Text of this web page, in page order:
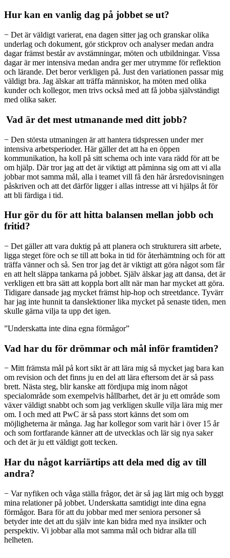
Hur kan en vanlig dag på jobbet se ut?
− Det är väldigt varierat, ena dagen sitter jag och granskar olika
underlag och dokument, gör stickprov och analyser medan andra
dagar främst består av avstämningar, möten och utbildningar. Vissa
dagar är mer intensiva medan andra ger mer utrymme för reflektion
och lärande. Det beror verkligen på. Just den variationen passar mig
väldigt bra. Jag älskar att träffa människor, ha möten med olika
kunder och kollegor, men trivs också med att få jobba självständigt
med olika saker.
Vad är det mest utmanande med ditt jobb?
− Den största utmaningen är att hantera tidspressen under mer
intensiva arbetsperioder. Här gäller det att ha en öppen
kommunikation, ha koll på sitt schema och inte vara rädd för att be
om hjälp. Där tror jag att det är viktigt att påminna sig om att vi alla
jobbar mot samma mål, alla i teamet vill få den här årsredovisningen
påskriven och att det därför ligger i allas intresse att vi hjälps åt för
att bli färdiga i tid.
Hur gör du för att hitta balansen mellan jobb och
fritid?
− Det gäller att vara duktig på att planera och strukturera sitt arbete,
ligga steget före och se till att boka in tid för återhämtning och för att
träffa vänner och så. Sen tror jag det är viktigt att göra något som får
en att helt släppa tankarna på jobbet. Själv älskar jag att dansa, det är
verkligen ett bra sätt att koppla bort allt när man har mycket att göra.
Tidigare dansade jag mycket främst hip-hop och streetdance. Tyvärr
har jag inte hunnit ta danslektioner lika mycket på senaste tiden, men
skulle gärna vilja ta upp det igen.
”Underskatta inte dina egna förmågor”
Vad har du för drömmar och mål inför framtiden?
− Mitt främsta mål på kort sikt är att lära mig så mycket jag bara kan
om revision och det finns ju en del att lära eftersom det är så pass
brett. Nästa steg, blir kanske att fördjupa mig inom något
specialområde som exempelvis hållbarhet, det är ju ett område som
växer väldigt snabbt och som jag verkligen skulle vilja lära mig mer
om. I och med att PwC är så pass stort känns det som om
möjligheterna är många. Jag har kollegor som varit här i över 15 år
och som fortfarande känner att de utvecklas och lär sig nya saker
och det är ju ett väldigt gott tecken.
Har du något karriärtips att dela med dig av till
andra?
− Var nyfiken och våga ställa frågor, det är så jag lärt mig och byggt
mina relationer på jobbet. Underskatta samtidigt inte dina egna
förmågor. Bara för att du jobbar med mer seniora personer så
betyder inte det att du själv inte kan bidra med nya insikter och
perspektiv. Vi jobbar alla mot samma mål och bidrar alla till
helheten.